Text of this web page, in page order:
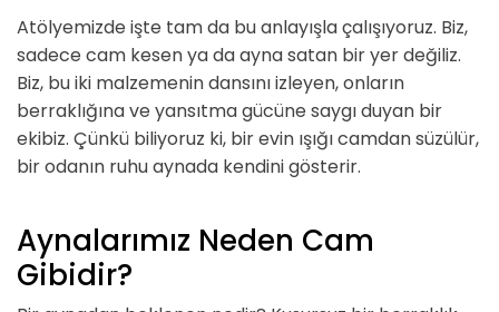
Atölyemizde işte tam da bu anlayışla çalışıyoruz. Biz,
sadece cam kesen ya da ayna satan bir yer değiliz.
Biz, bu iki malzemenin dansını izleyen, onların
berraklığına ve yansıtma gücüne saygı duyan bir
ekibiz. Çünkü biliyoruz ki, bir evin ışığı camdan süzülür,
bir odanın ruhu aynada kendini gösterir.
Aynalarımız Neden Cam
Gibidir?